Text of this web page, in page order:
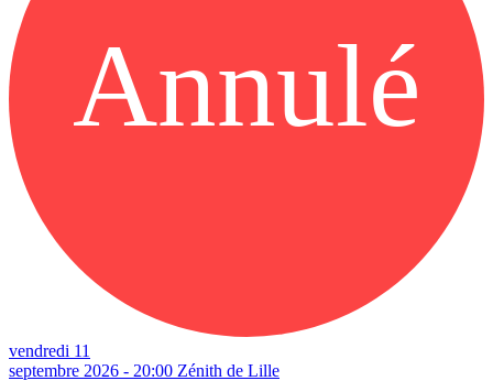
Annulé
vendredi 11
septembre 2026 - 20:00 Zénith de Lille